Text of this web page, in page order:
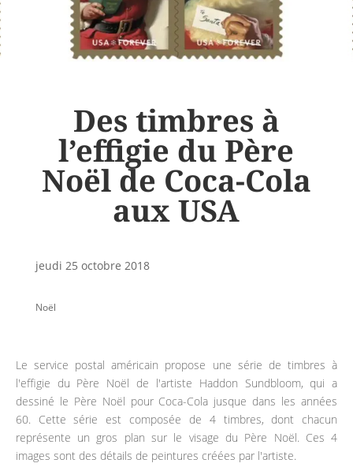
Des timbres à
l’effigie du Père
Noël de Coca-Cola
aux USA
jeudi 25 octobre 2018
Noël
Le service postal américain propose une série de timbres à
l'effigie du Père Noël de l'artiste Haddon Sundbloom, qui a
dessiné le Père Noël pour Coca-Cola jusque dans les années
60. Cette série est composée de 4 timbres, dont chacun
représente un gros plan sur le visage du Père Noël. Ces 4
images sont des détails de peintures créées par l'artiste.